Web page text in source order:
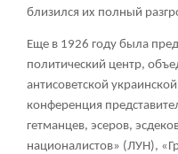
близился их полный
Еще в 1926 году была
политический центр,
антисоветской
конференция
гетманцев, эсеров,
националистов» (ЛУН),